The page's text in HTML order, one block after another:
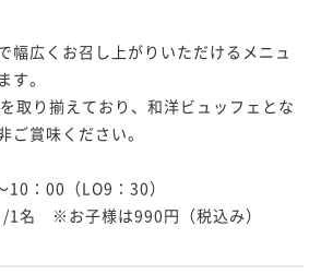
ポイント即利用で 最大5％OFF
2名 ¥ 37,050 ~
き】
事前決済可
IN 15:00 - 24:00 OUT11:00
幅広くお召し上がりいただけるメニュ
す。
取り揃えており、和洋ビュッフェとな
ご賞味ください。
10：00（LO9：30）
1名　※お子様は990円（税込み）